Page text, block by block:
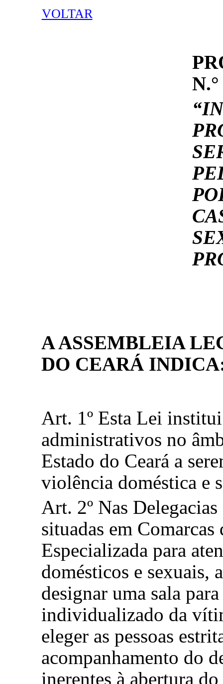
VOLTAR
A ASSEMBLEIA
DO CEARÁ
Art. 1º Esta Lei
administrativos no
Estado do Ceará a
violência doméstica e
Art. 2º Nas
situadas em
Especializada para
domésticos e sexuais,
designar uma sala
individualizado da
eleger as pessoas
acompanhamento do
inerentes à abertura